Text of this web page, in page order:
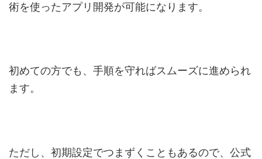
術を使ったアプリ開発が可能になります。
初めての方でも、手順を守ればスムーズに進められ
ます。
ただし、初期設定でつまずくこともあるので、公式